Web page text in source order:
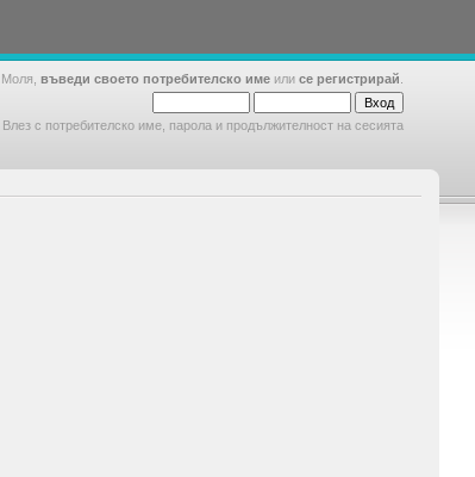
. Моля, въведи своето потребителско име или се регистрирай
Влез с потребителско име, парола и продължителност на сесията